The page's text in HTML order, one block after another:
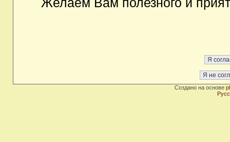
Создано на основе